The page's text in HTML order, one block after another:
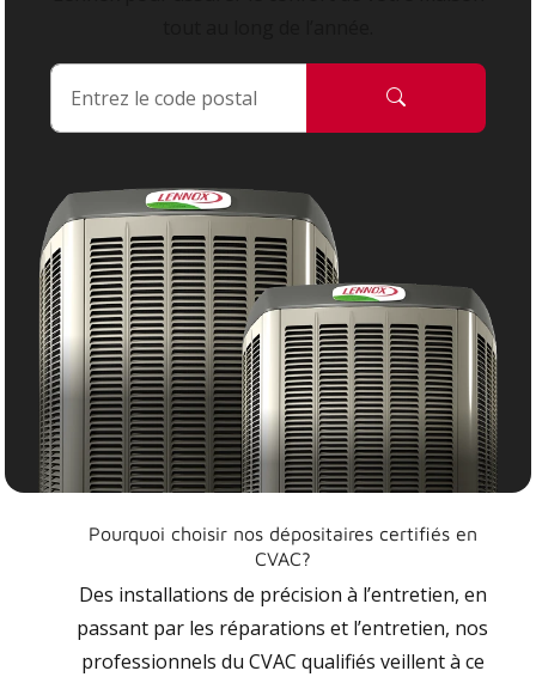
Pourquoi choisir nos dépositaires certifiés en
CVAC?
Des installations de précision à l’entretien, en
passant par les réparations et l’entretien, nos
professionnels du CVAC qualifiés veillent à ce